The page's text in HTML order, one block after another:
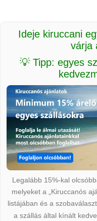
Ideje kiruccani
várja
💡 Tipp: egyes
Legalább 15%-kal
melyeket a „Kiruccanós
listájában és a
a szállás által kínált